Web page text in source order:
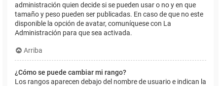
administración quien decide si se pueden usar o no y en que
tamaño y peso pueden ser publicadas. En caso de que no este
disponible la opción de avatar, comuníquese con La
Administración para que sea activada.
Arriba
¿Cómo se puede cambiar mi rango?
Los rangos aparecen debajo del nombre de usuario e indican la